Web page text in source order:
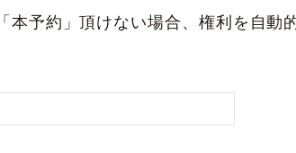
予約」頂けない場合、権利を自動